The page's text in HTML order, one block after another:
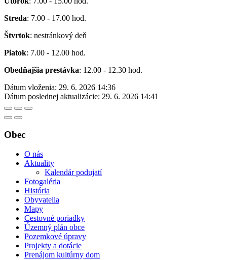
Streda: 7.00 - 17.00 hod.
Štvrtok: nestránkový deň
Piatok: 7.00 - 12.00 hod.
Obedňajšia prestávka: 12.00 - 12.30 hod.
Dátum vloženia: 29. 6. 2026 14:36
Dátum poslednej aktualizácie: 29. 6. 2026 14:41
Obec
O nás
Aktuality
Kalendár podujatí
Fotogaléria
História
Obyvatelia
Mapy
Cestovné poriadky
Územný plán obce
Pozemkové úpravy
Projekty a dotácie
Prenájom kultúrny dom